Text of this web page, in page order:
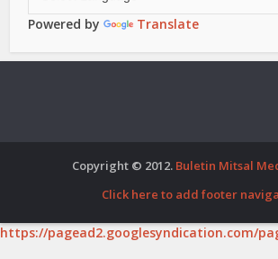
Powered by Translate
Copyright © 2012. Buletin Mitsal
Click here to add footer
https://pagead2.googlesyndication.com/